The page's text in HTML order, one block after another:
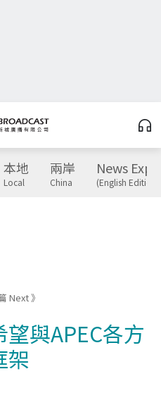
本地
Local
兩岸
China
News
(English Edition)
Next 》
與APEC各方
架